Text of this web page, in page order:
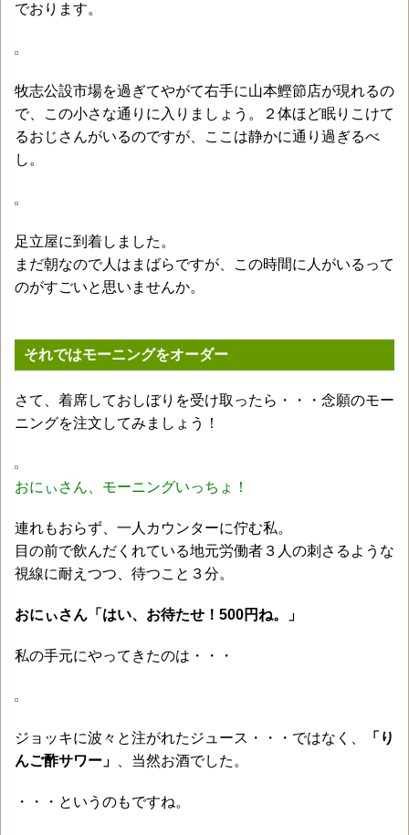
でおります。
牧志公設市場を過ぎてやがて右手に山本鰹節店が現れるの
で、この小さな通りに入りましょう。２体ほど眠りこけて
るおじさんがいるのですが、ここは静かに通り過ぎるべ
し。
足立屋に到着しました。
まだ朝なので人はまばらですが、この時間に人がいるって
のがすごいと思いませんか。
それではモーニングをオーダー
さて、着席しておしぼりを受け取ったら・・・念願のモー
ニングを注文してみましょう！
おにぃさん、モーニングいっちょ！
連れもおらず、一人カウンターに佇む私。
目の前で飲んだくれている地元労働者３人の刺さるような
視線に耐えつつ、待つこと３分。
おにぃさん「はい、お待たせ！500円ね。」
私の手元にやってきたのは・・・
ジョッキに波々と注がれたジュース・・・ではなく、
「り
んご酢サワー」
、当然お酒でした。
・・・というのもですね。